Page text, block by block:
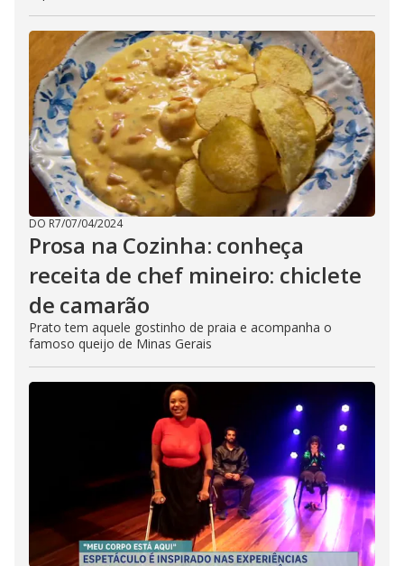
DO R7/07/04/2024
Prosa na Cozinha: conheça
receita de chef mineiro: chiclete
de camarão
Prato tem aquele gostinho de praia e acompanha o
famoso queijo de Minas Gerais